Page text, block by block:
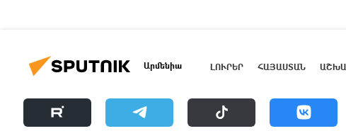
Արմենիա ԼՈՒՐԵՐ ՀԱՅԱՍՏԱՆ